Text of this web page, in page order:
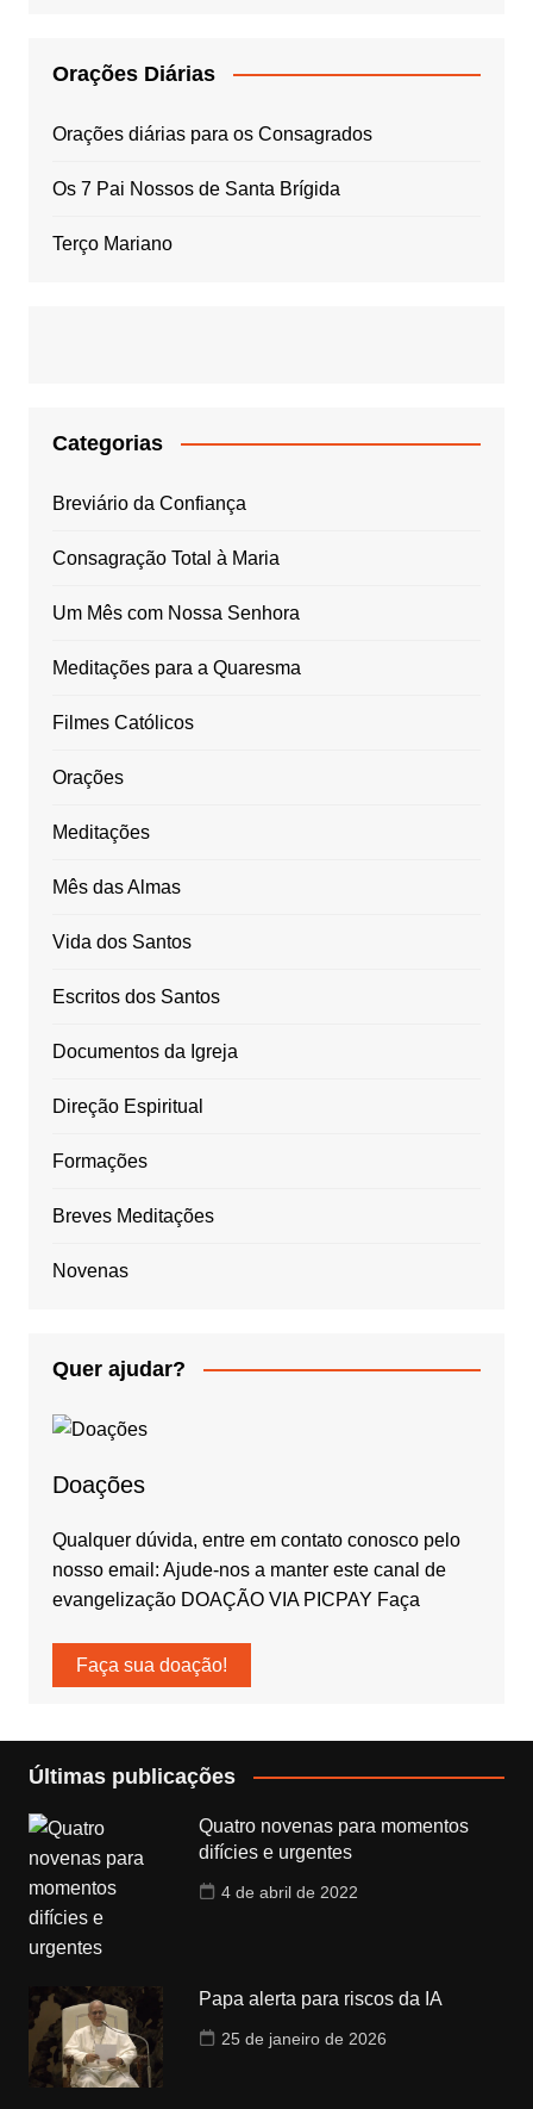
Orações Diárias
Orações diárias para os Consagrados
Os 7 Pai Nossos de Santa Brígida
Terço Mariano
Categorias
Breviário da Confiança
Consagração Total à Maria
Um Mês com Nossa Senhora
Meditações para a Quaresma
Filmes Católicos
Orações
Meditações
Mês das Almas
Vida dos Santos
Escritos dos Santos
Documentos da Igreja
Direção Espiritual
Formações
Breves Meditações
Novenas
Quer ajudar?
Doações
Qualquer dúvida, entre em contato conosco pelo
nosso email: Ajude-nos a manter este canal de
evangelização DOAÇÃO VIA PICPAY Faça
Faça sua doação!
Últimas publicações
Quatro novenas para momentos
difícies e urgentes
4 de abril de 2022
Papa alerta para riscos da IA
25 de janeiro de 2026